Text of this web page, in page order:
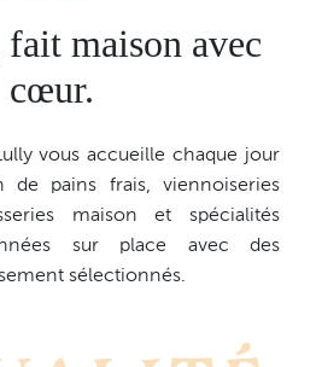
maison avec
cœur.
vous accueille chaque jour
de pains frais, viennoiseries
maison et spécialités
sur place avec des
sélectionnés.